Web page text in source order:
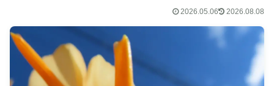
2026.05.06 2026.08.08